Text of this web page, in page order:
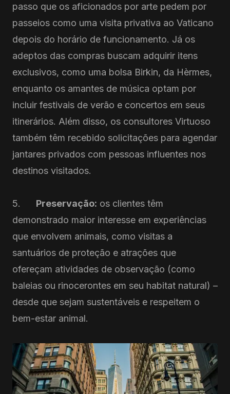
passo que os aficionados por arte pedem por
passeios como uma visita privativa ao Vaticano
depois do horário de funcionamento. Já os
adeptos das compras buscam adquirir itens
exclusivos, como uma bolsa Birkin, da Hèrmes,
enquanto os amantes de música optam por
incluir festivais de verão e concertos em seus
itinerários. Além disso, os consultores Virtuoso
também têm recebido solicitações para agendar
jantares privados com pessoas influentes nos
destinos visitados.
5. Preservação: os clientes têm
demonstrado maior interesse em experiências
que envolvem animais, como visitas a
santuários de proteção e atrações que
ofereçam atividades de observação (como
baleias ou rinocerontes em seu habitat natural) –
desde que sejam sustentáveis e respeitem o
bem-estar animal.